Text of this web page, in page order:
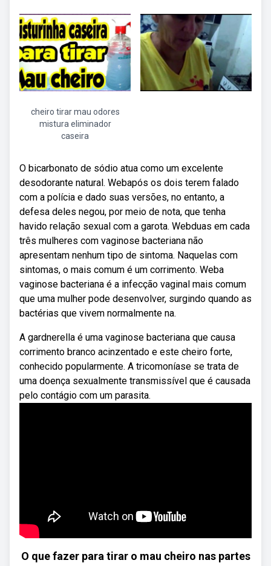
cheiro tirar mau odores
mistura eliminador
caseira
O bicarbonato de sódio atua como um excelente
desodorante natural. Webapós os dois terem falado
com a polícia e dado suas versões, no entanto, a
defesa deles negou, por meio de nota, que tenha
havido relação sexual com a garota. Webduas em cada
três mulheres com vaginose bacteriana não
apresentam nenhum tipo de sintoma. Naquelas com
sintomas, o mais comum é um corrimento. Weba
vaginose bacteriana é a infecção vaginal mais comum
que uma mulher pode desenvolver, surgindo quando as
bactérias que vivem normalmente na.
A gardnerella é uma vaginose bacteriana que causa
corrimento branco acinzentado e este cheiro forte,
conhecido popularmente. A tricomoníase se trata de
uma doença sexualmente transmissível que é causada
pelo contágio com um parasita.
O que fazer para tirar o mau cheiro nas partes